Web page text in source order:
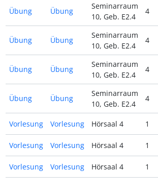
Übung Übung
Seminarraum
10, Geb. E2.4
4
Übung Übung
Seminarraum
10, Geb. E2.4
4
Übung Übung
Seminarraum
10, Geb. E2.4
4
Übung Übung
Seminarraum
10, Geb. E2.4
4
Vorlesung Vorlesung Hörsaal 4 1
Vorlesung Vorlesung Hörsaal 4 1
Vorlesung Vorlesung Hörsaal 4 1